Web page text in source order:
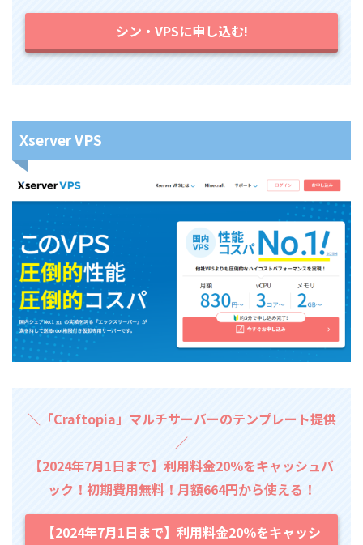
シン・VPSに申し込む!
Xserver VPS
＼「Craftopia」マルチサーバーのテンプレート提供
／
【2024年7月1日まで】利用料金20％をキャッシュバ
ック！初期費用無料！月額664円から使える！
【2024年7月1日まで】利用料金20％をキャッシ